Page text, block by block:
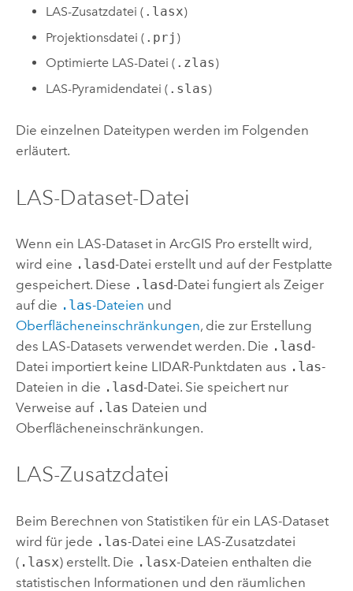
LAS-Zusatzdatei ( .lasx)
Projektionsdatei ( .prj )
Optimierte LAS-Datei ( .zlas)
LAS-Pyramidendatei ( .slas)
Die einzelnen Dateitypen werden im Folgenden
erläutert.
LAS-Dataset-Datei
Wenn ein LAS-Dataset in ArcGIS Proerstellt wird,
wird eine .lasd-Datei erstellt und auf der Festplatte
gespeichert. Diese .lasd-Datei fungiert als Zeiger
auf die .las-Dateien und
Oberflächeneinschränkungen, die zur Erstellung
des LAS-Datasets verwendet werden. Die .lasd-
Datei importiert keine LIDAR-Punktdaten aus .las-
Dateien in die .lasd-Datei. Sie speichert nur
Verweise auf .las Dateien und
Oberflächeneinschränkungen.
LAS-Zusatzdatei
Beim Berechnen von Statistiken für ein LAS-Dataset
wird für jede .las-Datei eine LAS-Zusatzdatei
( .lasx) erstellt. Die .lasx-Dateien enthalten die
statistischen Informationen und den räumlichen